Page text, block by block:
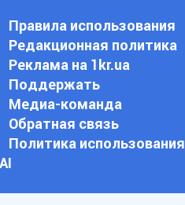
Правила использования
Редакционная политика
Реклама на 1kr.ua
Поддержать
Медиа-команда
Обратная связь
Политика использования
АI